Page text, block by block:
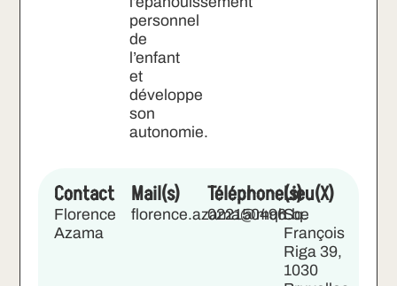
personnel
de
l’enfant
et
développe
son
autonomie.
Contact
Florence
Azama
Mail(s)
florence.azama@mqh.be
Téléphone(s)
022150496
Lieu(X)
Sq.
François
Riga 39,
1030